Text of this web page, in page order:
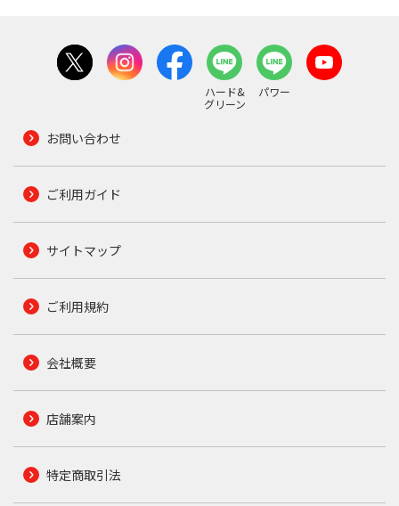
ハード&
グリーン
パワー
お問い合わせ
ご利用ガイド
サイトマップ
ご利用規約
会社概要
店舗案内
特定商取引法